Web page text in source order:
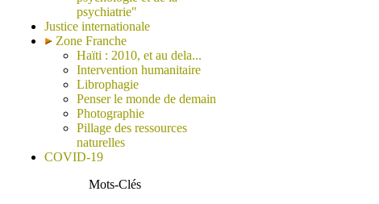
psychiatrie"
Justice internationale
Zone Franche
Haïti : 2010, et au dela...
Intervention humanitaire
Librophagie
Penser le monde de demain
Photographie
Pillage des ressources
naturelles
COVID-19
Mots-Clés